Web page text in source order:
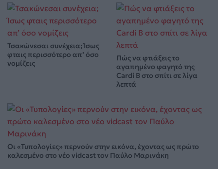
Τσακώνεσαι συνέχεια; Ίσως
φταις περισσότερο απ’ όσο
νομίζεις
Πώς να φτιάξεις το
αγαπημένο φαγητό της
Cardi B στο σπίτι σε λίγα
λεπτά
Οι «Τυπολογίες» περνούν στην εικόνα, έχοντας ως πρώτο
καλεσμένο στο νέο vidcast τον Παύλο Μαρινάκη